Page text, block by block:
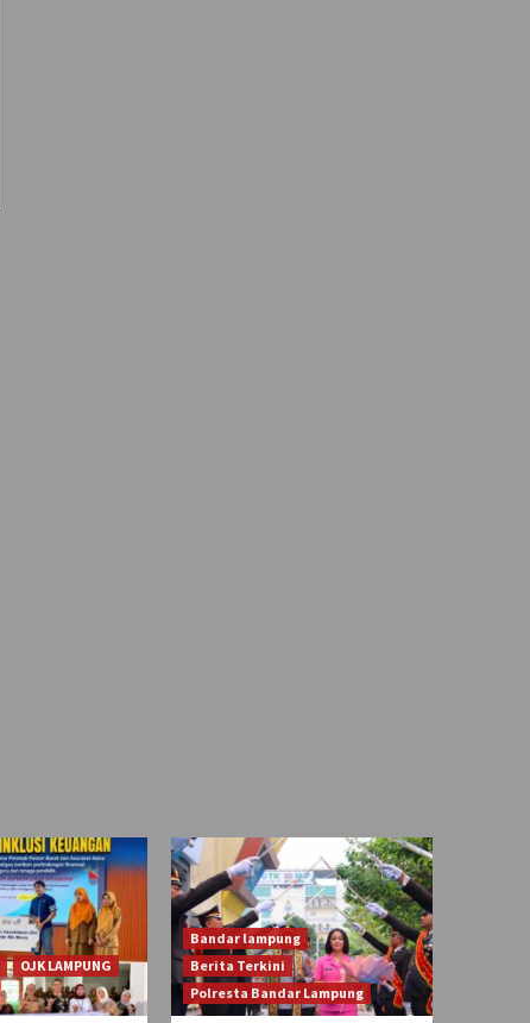
OJK LAMPUNG
Bandar lampung
Berita Terkini
Polresta Bandar Lampung